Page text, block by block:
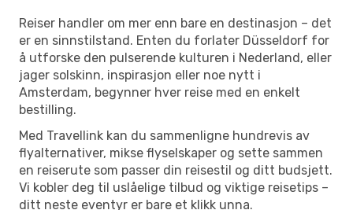
Reiser handler om mer enn bare en destinasjon – det
er en sinnstilstand. Enten du forlater Düsseldorf for
å utforske den pulserende kulturen i Nederland, eller
jager solskinn, inspirasjon eller noe nytt i
Amsterdam, begynner hver reise med en enkelt
bestilling.
Med Travellink kan du sammenligne hundrevis av
flyalternativer, mikse flyselskaper og sette sammen
en reiserute som passer din reisestil og ditt budsjett.
Vi kobler deg til uslåelige tilbud og viktige reisetips –
ditt neste eventyr er bare et klikk unna.